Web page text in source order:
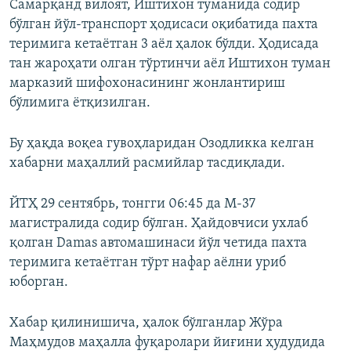
Самарқанд вилоят, Иштихон туманида содир
бўлган йўл-транспорт ҳодисаси оқибатида пахта
теримига кетаётган 3 аёл ҳалок бўлди. Ҳодисада
тан жароҳати олган тўртинчи аёл Иштихон туман
марказий шифохонасининг жонлантириш
бўлимига ётқизилган.
Бу ҳақда воқеа гувоҳларидан Озодликка келган
хабарни маҳаллий расмийлар тасдиқлади.
ЙТҲ 29 сентябрь, тонгги 06:45 да М-37
магистралида содир бўлган. Ҳайдовчиси ухлаб
қолган Damas автомашинаси йўл четида пахта
теримига кетаётган тўрт нафар аёлни уриб
юборган.
Хабар қилинишича, ҳалок бўлганлар Жўра
Маҳмудов маҳалла фуқаролари йиғини ҳудудида